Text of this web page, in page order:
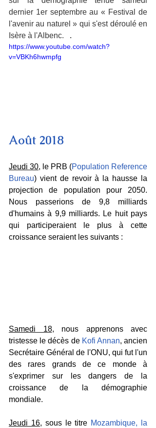
dernier 1er septembre au « Festival de
l'avenir au naturel » qui s'est déroulé en
Isère à l'Albenc.
.
https://www.youtube.com/watch?
v=VBKh6hwmpfg
Août 2018
Jeudi 30, le PRB (Population Reference
Bureau) vient de revoir à la hausse la
projection de population pour 2050.
Nous passerions de 9,8 milliards
d'humains à 9,9 milliards. Le huit pays
qui participeraient le plus à cette
croissance seraient les suivants :
Samedi 18, nous apprenons avec
tristesse le décès de Kofi Annan, ancien
Secrétaire Général de l'ONU, qui fut l'un
des rares grands de ce monde à
s'exprimer sur les dangers de la
croissance de la démographie
mondiale.
Jeudi 16, sous le titre Mozambique, la